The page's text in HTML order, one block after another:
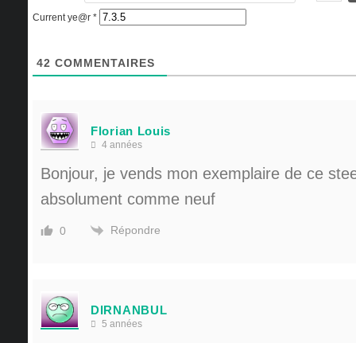
Current ye@r *
42 COMMENTAIRES
Florian Louis
4 années
Bonjour, je vends mon exemplaire de ce
absolument comme neuf
0 Répondre
DIRNANBUL
5 années